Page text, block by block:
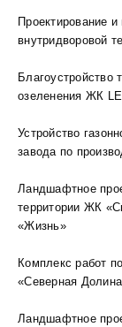
Проектирование
внутридворовой
Благоустройство
озеленения ЖК
Устройство
завода по
Ландшафтное
территории ЖК
«Жизнь»
Комплекс работ
«Северная
Ландшафтное